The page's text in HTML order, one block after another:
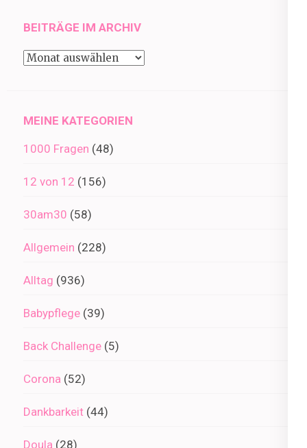
BEITRÄGE IM ARCHIV
Beiträge
MEINE KATEGORIEN
1000 Fragen (48)
12 von 12 (156)
30am30 (58)
Allgemein (228)
Alltag (936)
Babypflege (39)
Back Challenge (5)
Corona (52)
Dankbarkeit (44)
Doula (28)